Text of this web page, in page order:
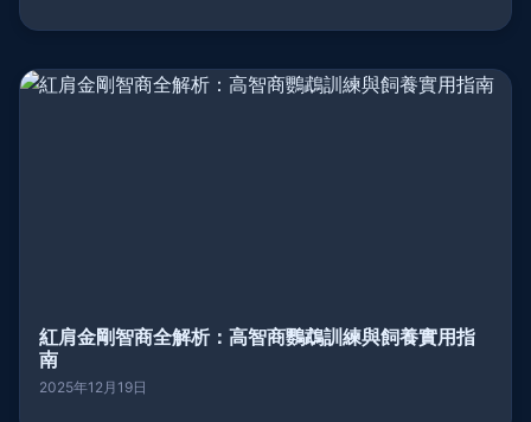
紅肩金剛智商全解析：高智商鸚鵡訓練與飼養實用指
南
2025年12月19日